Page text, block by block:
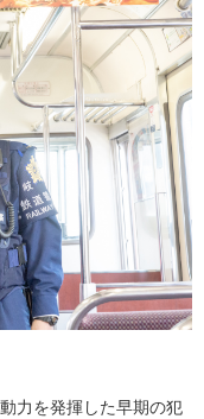
力を発揮した早期の犯